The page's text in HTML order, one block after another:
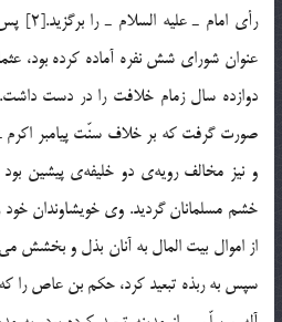
رأي
عنوان شوراي شش نفره آماده كرده بود،
دوازده سال زمام خلافت را در دست
صورت گرفت كه بر خلاف سنّت پيامبر اكرم
و نيز مخالف رويه‌ي دو خليفه‌ي پيشين
خشم مسلمانان گرديد. وي خويشاوندان خود
از اموال بيت المال به آنان بذل و بخشش
سپس به ربذه تبعيد كرد، حكم بن عاص را كه